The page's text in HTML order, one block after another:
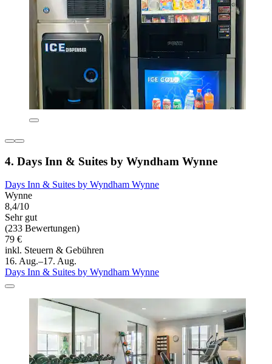
4. Days Inn & Suites by Wyndham Wynne
Days Inn & Suites by Wyndham Wynne
Wynne
8,4/10
Sehr gut
(233 Bewertungen)
79 €
inkl. Steuern & Gebühren
16. Aug.–17. Aug.
Days Inn & Suites by Wyndham Wynne